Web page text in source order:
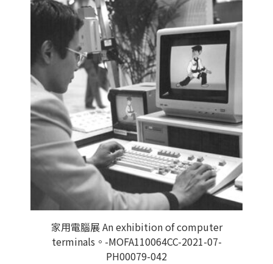
家用電腦展 An exhibition of computer
terminals。-MOFA110064CC-2021-07-
PH00079-042